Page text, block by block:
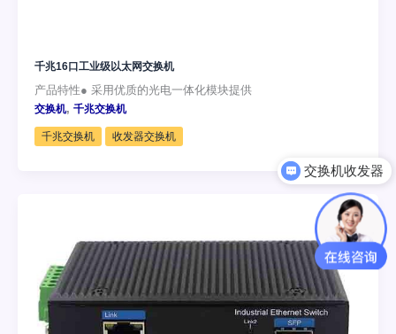
千兆16口工业级以太网交换机
产品特性● 采用优质的光电一体化模块提供
交换机, 千兆交换机
千兆交换机 收发器交换机
可以介绍下你们的产品么